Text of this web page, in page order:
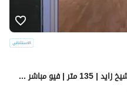
شقة للإيجار في الحي السادس عشر الشيخ زايد | 135 متر | فيو مباشر على مزار مول